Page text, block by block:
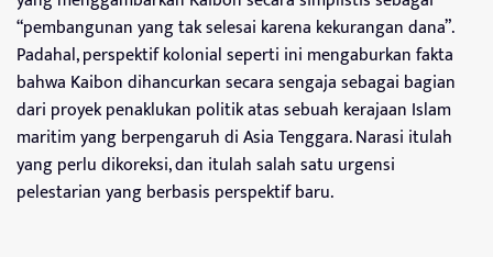
“pembangunan yang tak selesai karena kekurangan dana”.
Padahal, perspektif kolonial seperti ini mengaburkan fakta
bahwa Kaibon dihancurkan secara sengaja sebagai bagian
dari proyek penaklukan politik atas sebuah kerajaan Islam
maritim yang berpengaruh di Asia Tenggara. Narasi itulah
yang perlu dikoreksi, dan itulah salah satu urgensi
pelestarian yang berbasis perspektif baru.